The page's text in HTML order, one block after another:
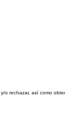
, y/o rechazar, así como